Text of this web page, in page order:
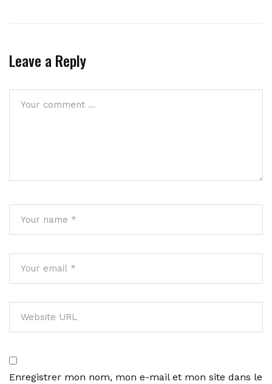
Leave a Reply
Enregistrer mon nom, mon e-mail et mon site dans le